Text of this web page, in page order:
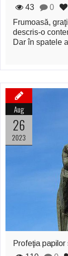
43
0
Frumoasă,
descris-o
Dar în spatele
Aug
26
2023
Profeţia